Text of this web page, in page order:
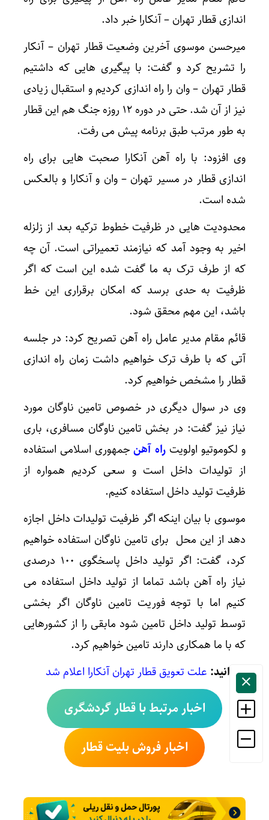
اندازی قطار تهران – آنکارا خبر داد.
میرحسن موسوی آخرین وضعیت قطار تهران – آنکار
را تشریح کرد و گفت: با پیگیری هایی که داشتیم
قطار تهران – وان را راه اندازی کردیم و استقبال زیادی
نیز از آن شد. حتی در دوره ۱۲ روزه جنگ هم این قطار
به طور مرتب طبق برنامه پیش می رفت.
وی افزود: با راه آهن آنکارا صحبت هایی برای راه
اندازی قطار در مسیر تهران – وان و آنکارا و بالعکس
شده است.
محدودیت هایی در ظرفیت خطوط ترکیه بعد از زلزله
اخیر به وجود آمد که نیازمند تعمیراتی است. آن چه
که از طرف ترک به ما گفت شده این است که اگر
ظرفیت به حدی برسد که امکان برقراری این خط
باشد، این مهم محقق شود.
قائم مقام مدیر عامل راه آهن تصریح کرد: در جلسه
آتی که با طرف ترک خواهیم داشت زمان راه اندازی
قطار را مشخص خواهیم کرد.
وی در سوال دیگری در خصوص تامین ناوگان مورد
نیاز نیز گفت: در بخش تامین ناوگان مسافری، باری
و لکوموتیو اولویتراه آهنجمهوری اسلامی استفاده
از تولیدات داخل است و سعی کردیم همواره از
ظرفیت تولید داخل استفاده کنیم.
موسوی با بیان اینکه اگر ظرفیت تولیدات داخل اجازه
دهد از این محل برای تامین ناوگان استفاده خواهیم
کرد، گفت: اگر تولید داخل پاسخگوی ۱۰۰ درصدی
نیاز راه آهن باشد تماما از تولید داخل استفاده می
کنیم اما با توجه فوریت تامین ناوگان اگر بخشی
توسط تولید داخل تامین شود مابقی را از کشورهایی
که با ما همکاری دارند تامین خواهیم کرد.
بخوانید: علت تعویق قطار تهران آنکارا اعلام شد
اخبار مرتبط با قطار گردشگری
اخبار فروش بلیت قطار